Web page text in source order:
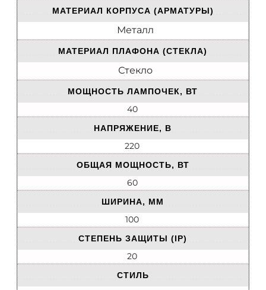
МАТЕРИАЛ КОРПУСА (АРМАТУРЫ)
Металл
МАТЕРИАЛ ПЛАФОНА (СТЕКЛА)
Стекло
МОЩНОСТЬ ЛАМПОЧЕК, ВТ
40
НАПРЯЖЕНИЕ, В
220
ОБЩАЯ МОЩНОСТЬ, ВТ
60
ШИРИНА, ММ
100
СТЕПЕНЬ ЗАЩИТЫ (IP)
20
СТИЛЬ